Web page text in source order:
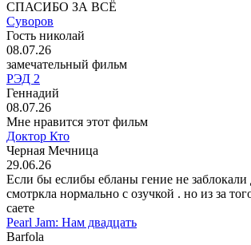
СПАСИБО ЗА ВСЁ
Суворов
Гость николай
08.07.26
замечательный фильм
РЭД 2
Геннадий
08.07.26
Мне нравится этот фильм
Доктор Кто
Черная Мечница
29.06.26
Если бы еслибы ебланы гение не заблокали
смотркла нормально с озучкой . но из за
саете
Pearl Jam: Нам двадцать
Barfola